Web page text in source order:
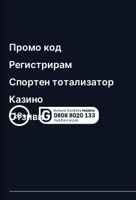
Промо код
Регистрирам
Спортен тотализатор
Казино
Отзиви